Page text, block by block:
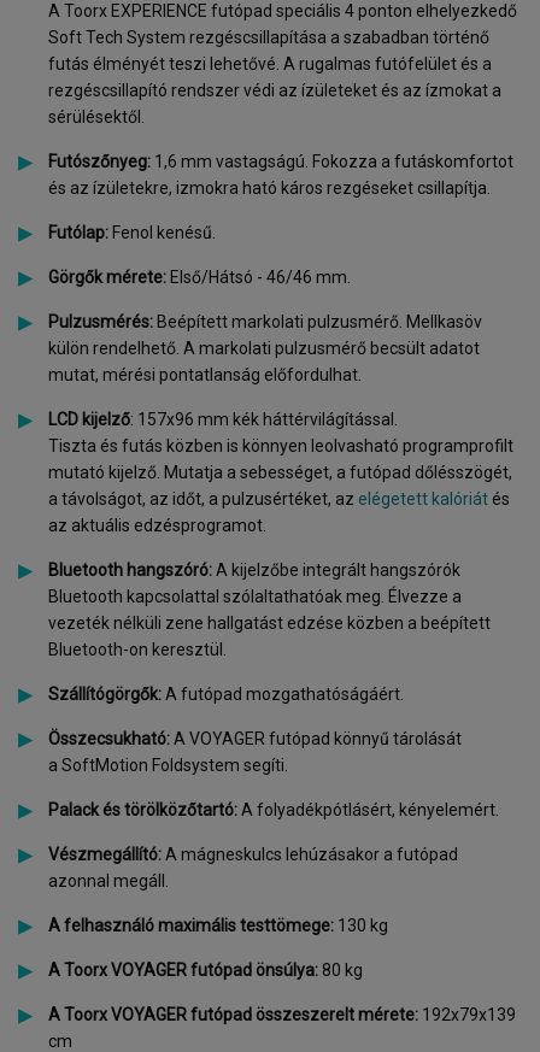
A Toorx EXPERIENCE futópad speciális 4 ponton elhelyezkedő
Soft Tech System rezgéscsillapítása a szabadban történő
futás élményét teszi lehetővé. A rugalmas futófelület és a
rezgéscsillapító rendszer védi az ízületeket és az ízmokat a
sérülésektől.
Futószőnyeg: 1,6 mm vastagságú. Fokozza a futáskomfortot
és az ízületekre, izmokra ható káros rezgéseket csillapítja.
Futólap: Fenol kenésű.
Görgők mérete: Első/Hátsó - 46/46 mm.
Pulzusmérés: Beépített markolati pulzusmérő. Mellkasöv
külön rendelhető. A markolati pulzusmérő becsült adatot
mutat, mérési pontatlanság előfordulhat.
LCD kijelző: 157x96 mm kék háttérvilágítással.
Tiszta és futás közben is könnyen leolvasható programprofilt
mutató kijelző. Mutatja a sebességet, a futópad dőlésszögét,
a távolságot, az időt, a pulzusértéket, az elégetett kalóriát és
az aktuális edzésprogramot.
Bluetooth hangszóró:A kijelzőbe integrált hangszórók
Bluetooth kapcsolattal szólaltathatóak meg. Élvezze a
vezeték nélküli zene hallgatást edzése közben a beépített
Bluetooth-on keresztül.
Szállítógörgők:A futópad mozgathatóságáért.
Összecsukható:A VOYAGER futópad könnyű tárolását
a SoftMotion Foldsystem segíti.
Palack és törölközőtartó:A folyadékpótlásért, kényelemért.
Vészmegállító:A mágneskulcs lehúzásakor a futópad
azonnal megáll.
A felhasználó maximális testtömege: 130 kg
AToorx VOYAGER futópad önsúlya: 80 kg
A Toorx VOYAGER futópad összeszerelt mérete: 192x79x139
cm